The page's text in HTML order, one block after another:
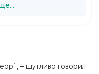
– шутливо говорил